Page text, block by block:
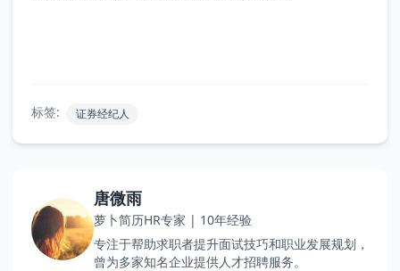
标签: 证券经纪人
唐微雨
萝卜简历HR专家 | 10年经验
专注于帮助求职者提升面试技巧和职业发展规划，
曾为多家知名企业提供人才招聘服务。